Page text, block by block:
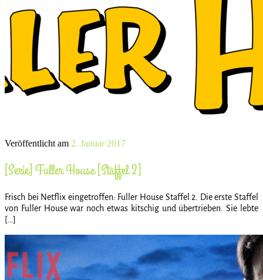
Veröffentlicht am 2. Januar 2017
[Serie] Fuller House [Staffel 2]
Frisch bei Netflix eingetroffen: Fuller House Staffel 2. Die erste Staffel
von Fuller House war noch etwas kitschig und übertrieben. Sie lebte
[…]